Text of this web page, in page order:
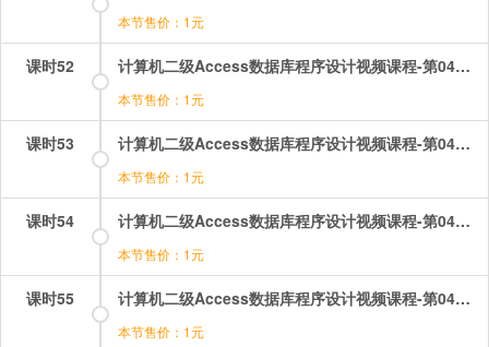
本节售价：1元
课时52 计算机二级Access数据库程序设计视频课程-第04章-4.5定制系统控制窗体.mp4
本节售价：1元
课时53 计算机二级Access数据库程序设计视频课程-第04章-操作：修饰窗体.mp4
本节售价：1元
课时54 计算机二级Access数据库程序设计视频课程-第04章-操作：创建窗体.mp4
本节售价：1元
课时55 计算机二级Access数据库程序设计视频课程-第04章-操作：设计窗体（1）.mp4
本节售价：1元